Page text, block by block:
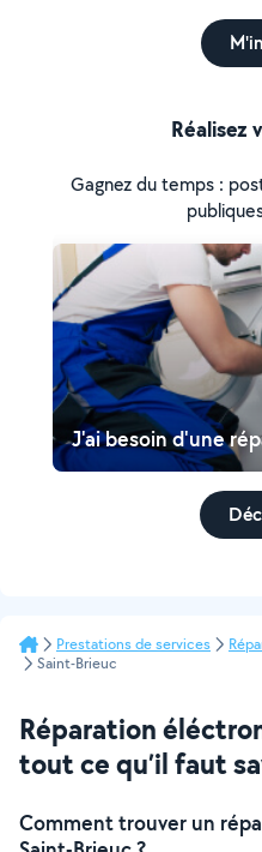
Réalisez
Gagnez du temps :
J'ai besoin d'une
Prestations de services
Saint-Brieuc
Réparation
tout ce qu’il faut
Comment trouver un